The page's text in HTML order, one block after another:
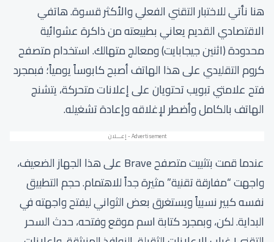
هنا نأتي للاختبار التقني الفعلي والأكثر قسوة. هاتفي
الاقتصادي القديم يعاني بطبيعته من ذاكرة عشوائية
محدودة (اثنين جيجابايت) ومعالج متهالك. استخدام متصفح
كروم التقليدي على هذا الهاتف أصبح كابوساً يومياً؛ فبمجرد
فتح علامتي تبويب تحتويان على إعلانات متحركة، يتشنج
الهاتف بالكامل وأضطر لإغلاقه وإعادة تشغيله.
عندما قمت بتثبيت متصفح Brave على هذا الجهاز الضعيف،
واجهت “مفارقة تقنية” مثيرة جداً للاهتمام. حجم التطبيق
نفسه كبير نسبياً ويستغرق بعض الثواني ليفتح واجهته في
البداية. لكن، وبمجرد كتابة اسم موقع وفتحه، حدث السحر